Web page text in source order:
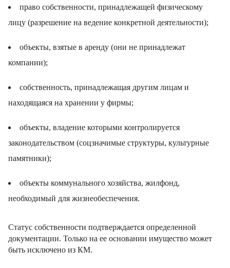
право собственности, принадлежащей физическому
лицу (разрешение на ведение конкретной деятельности);
объекты, взятые в аренду (они не принадлежат
компании);
собственность, принадлежащая другим лицам и
находящаяся на хранении у фирмы;
объекты, владение которыми контролируется
законодательством (соцзначимые структуры, культурные
памятники);
объекты коммунального хозяйства, жилфонд,
необходимый для жизнеобеспечения.
Статус собственности подтверждается определенной
документации. Только на ее основании имущество может
быть исключено из КМ.